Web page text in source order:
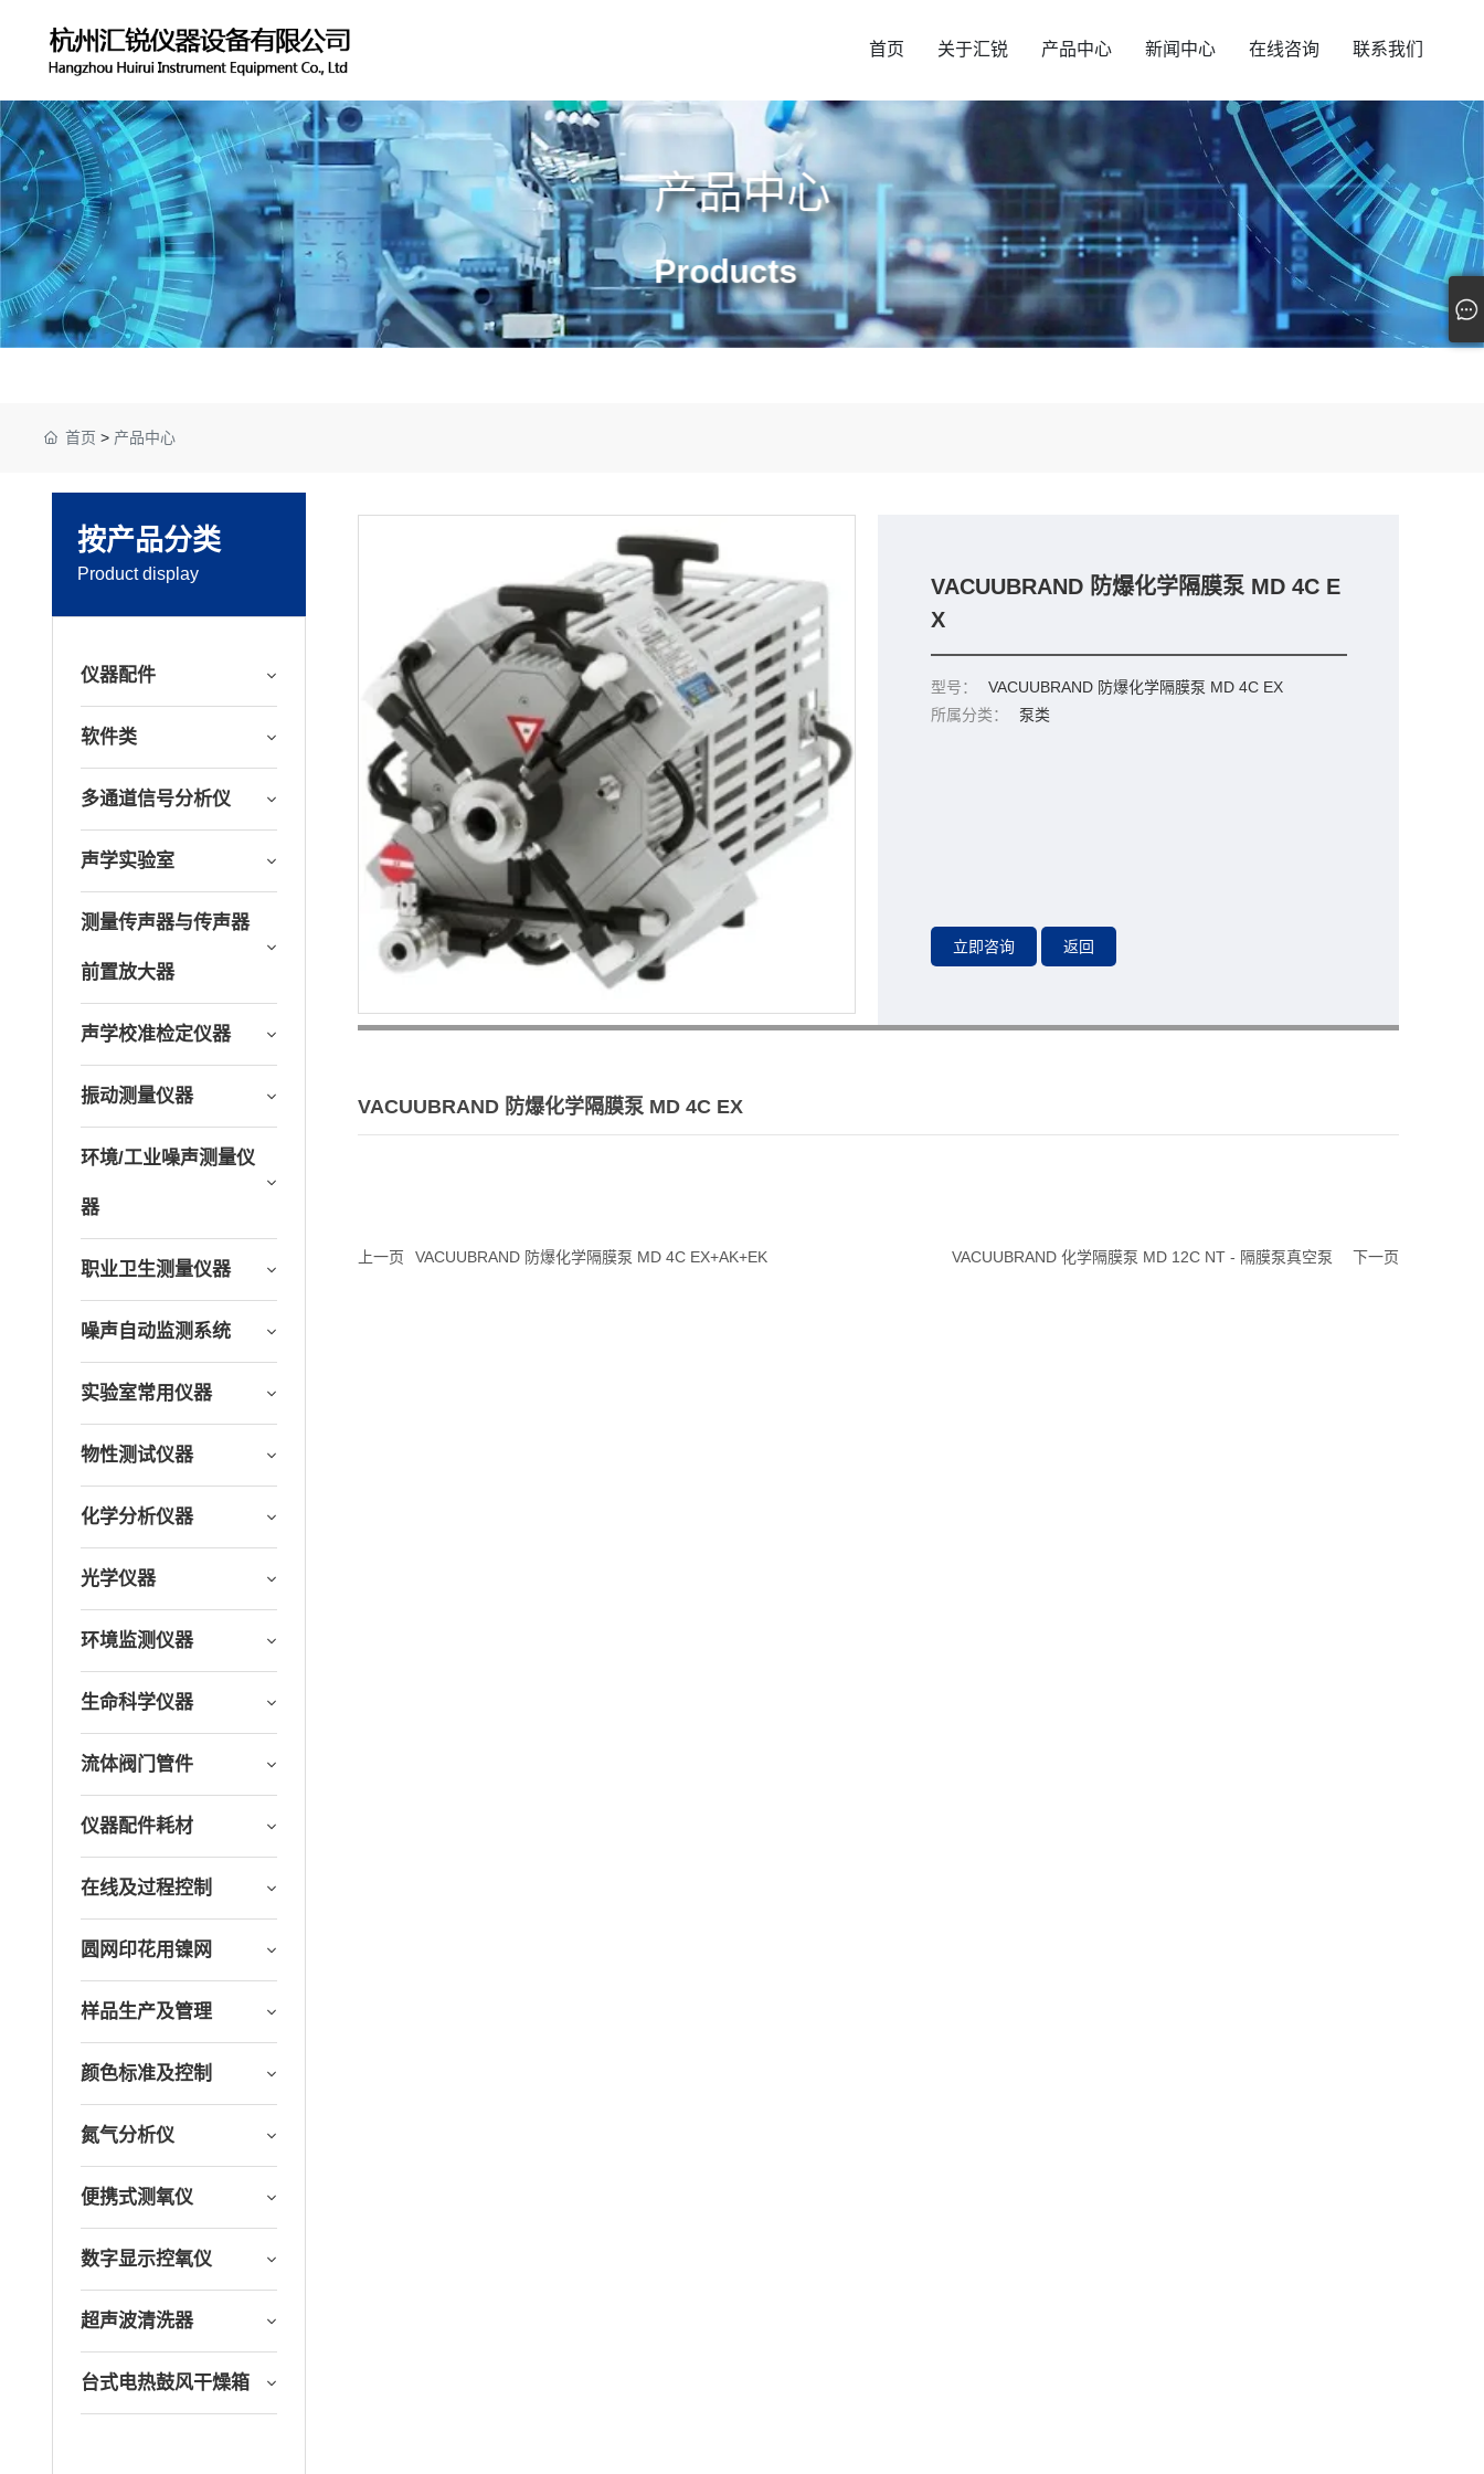
首页 关于汇锐 产品中心 新闻中心 在线咨询 联系我们
产品中心
Products
首页 > 产品中心
按产品分类
Product display
仪器配件
软件类
多通道信号分析仪
声学实验室
测量传声器与传声器
前置放大器
声学校准检定仪器
振动测量仪器
环境/工业噪声测量仪
器
职业卫生测量仪器
噪声自动监测系统
实验室常用仪器
物性测试仪器
化学分析仪器
光学仪器
环境监测仪器
生命科学仪器
流体阀门管件
仪器配件耗材
在线及过程控制
圆网印花用镍网
样品生产及管理
颜色标准及控制
氮气分析仪
便携式测氧仪
数字显示控氧仪
超声波清洗器
台式电热鼓风干燥箱
VACUUBRAND 防爆化学隔膜泵 MD 4C E
X
型号：
VACUUBRAND 防爆化学隔膜泵 MD 4C EX
所属分类：
泵类
VACUUBRAND 防爆化学隔膜泵 MD 4C EX
上一页 VACUUBRAND 防爆化学隔膜泵 MD 4C EX+AK+EK VACUUBRAND 化学隔膜泵 MD 12C NT - 隔膜泵真空泵 下一页